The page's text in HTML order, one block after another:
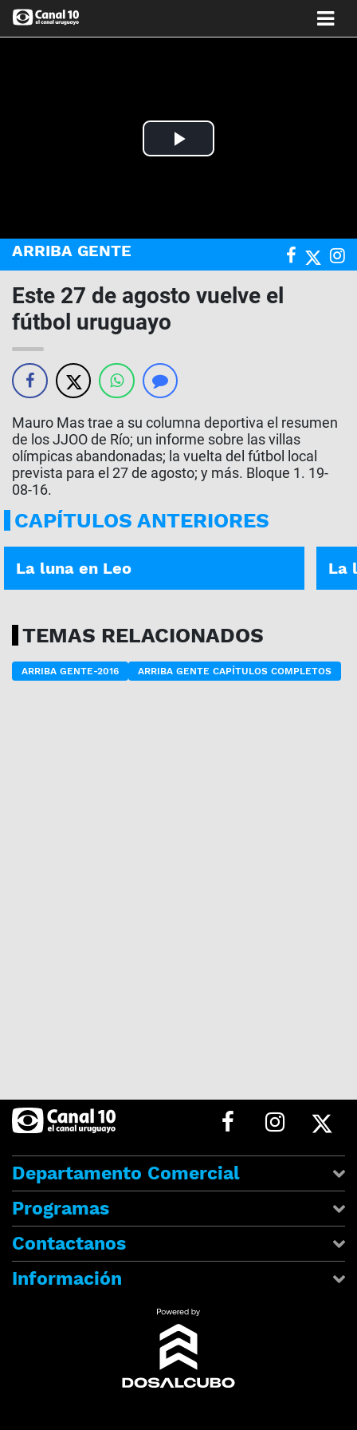
Play
ARRIBA GENTE
Este 27 de agosto vuelve el
fútbol uruguayo
Mauro Mas trae a su columna deportiva el resumen
de los JJOO de Río; un informe sobre las villas
olímpicas abandonadas; la vuelta del fútbol local
prevista para el 27 de agosto; y más. Bloque 1. 19-
08-16.
CAPÍTULOS ANTERIORES
ASÍ ES TU DÍA | 05-01-2026
La luna en Leo La
TEMAS RELACIONADOS
ARRIBA GENTE-2016 ARRIBA GENTE CAPÍTULOS COMPLETOS
Departamento Comercial
Programas
Contactanos
Información